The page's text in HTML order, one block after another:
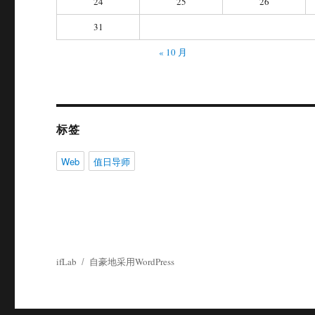
31
« 10 月
标签
Web 值日导师
ifLab 自豪地采用WordPress